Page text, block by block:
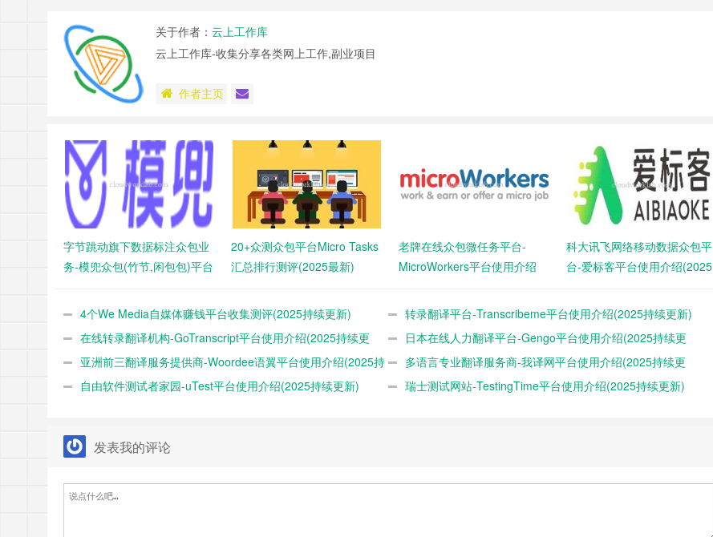
关于作者： 云上工作库
云上工作库-收集分享各类网上工作,副业项目
作者主页
字节跳动旗下数据标注众包业
务-模兜众包(竹节,闲包包)平台
20+众测众包平台Micro Tasks
汇总排行测评(2025最新)
老牌在线众包微任务平台-
MicroWorkers平台使用介绍
科大讯飞网络移动数据众包平
台-爱标客平台使用介绍(2025
4个We Media自媒体赚钱平台收集测评(2025持续更新)
转录翻译平台-Transcribeme平台使用介绍(2025持续更新)
在线转录翻译机构-GoTranscript平台使用介绍(2025持续更
新)
日本在线人力翻译平台-Gengo平台使用介绍(2025持续更
新)
亚洲前三翻译服务提供商-Woordee语翼平台使用介绍(2025持
续更新)
多语言专业翻译服务商-我译网平台使用介绍(2025持续更
新)
自由软件测试者家园-uTest平台使用介绍(2025持续更新) 瑞士测试网站-TestingTime平台使用介绍(2025持续更新)
发表我的评论